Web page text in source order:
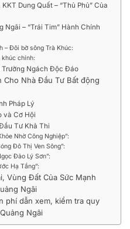
Dung Quất – “Thủ Phủ” Của
Ngãi – “Trái Tim” Hành Chính
– Đôi bờ sông Trà Khúc:
khúc chính:
Trường Ngách Độc Đáo
Cho Nhà Đầu Tư Bất động
Pháp Lý
và Cơ Hội
Tư Khả Thi
Nhờ Công Nghiệp”:
Đô Thị Ven Sông”:
Đảo Lý Sơn”:
Hạ Tầng”:
Vùng Đất Của Sức Mạnh
Ngãi
phí dẫn xem, kiểm tra quy
Ngãi